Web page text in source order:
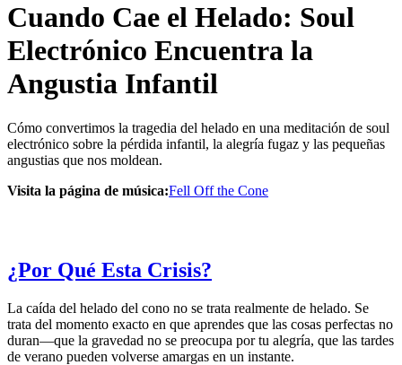
Cuando Cae el Helado: Soul
Electrónico Encuentra la
Angustia Infantil
Cómo convertimos la tragedia del helado en una meditación de soul
electrónico sobre la pérdida infantil, la alegría fugaz y las pequeñas
angustias que nos moldean.
Visita la página de música:Fell Off the Cone
¿Por Qué Esta Crisis?
La caída del helado del cono no se trata realmente de helado. Se
trata del momento exacto en que aprendes que las cosas perfectas no
duran—que la gravedad no se preocupa por tu alegría, que las tardes
de verano pueden volverse amargas en un instante.